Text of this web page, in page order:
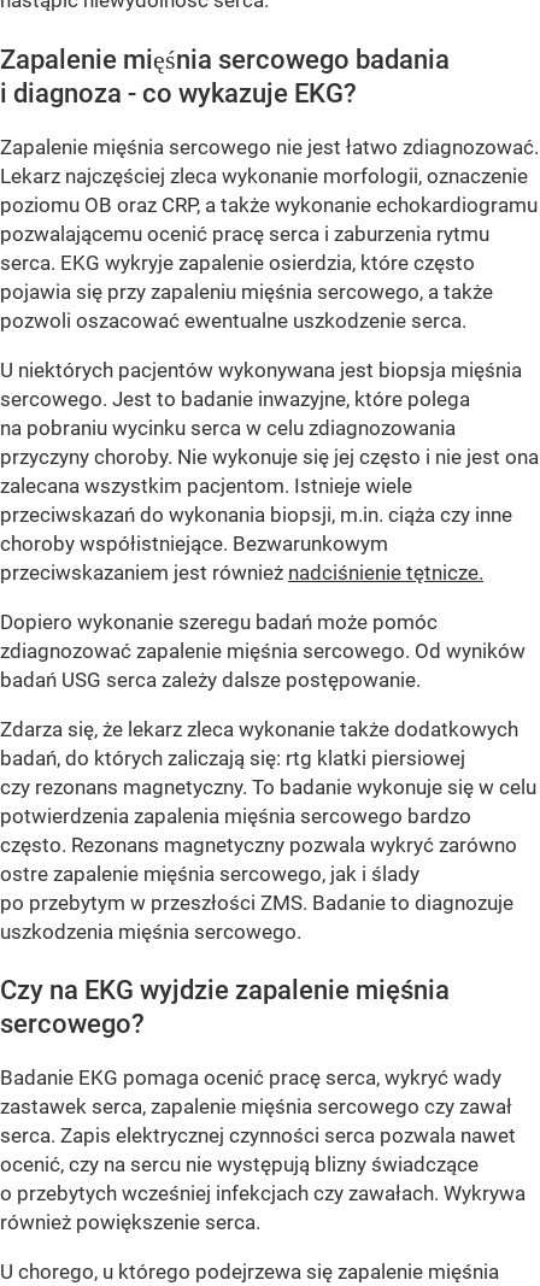
Zapalenie mięśnia sercowego badania
i diagnoza - co wykazuje EKG?
Zapalenie mięśnia sercowego nie jest łatwo zdiagnozować.
Lekarz najczęściej zleca wykonanie morfologii, oznaczenie
poziomu OB oraz CRP, a także wykonanie echokardiogramu
pozwalającemu ocenić pracę serca i zaburzenia rytmu
serca. EKG wykryje zapalenie osierdzia, które często
pojawia się przy zapaleniu mięśnia sercowego, a także
pozwoli oszacować ewentualne uszkodzenie serca.
U niektórych pacjentów wykonywana jest biopsja mięśnia
sercowego. Jest to badanie inwazyjne, które polega
na pobraniu wycinku serca w celu zdiagnozowania
przyczyny choroby. Nie wykonuje się jej często i nie jest ona
zalecana wszystkim pacjentom. Istnieje wiele
przeciwskazań do wykonania biopsji, m.in. ciąża czy inne
choroby współistniejące. Bezwarunkowym
przeciwskazaniem jest również nadciśnienie tętnicze.
Dopiero wykonanie szeregu badań może pomóc
zdiagnozować zapalenie mięśnia sercowego. Od wyników
badań USG serca zależy dalsze postępowanie.
Zdarza się, że lekarz zleca wykonanie także dodatkowych
badań, do których zaliczają się: rtg klatki piersiowej
czy rezonans magnetyczny. To badanie wykonuje się w celu
potwierdzenia zapalenia mięśnia sercowego bardzo
często. Rezonans magnetyczny pozwala wykryć zarówno
ostre zapalenie mięśnia sercowego, jak i ślady
po przebytym w przeszłości ZMS. Badanie to diagnozuje
uszkodzenia mięśnia sercowego.
Czy na EKG wyjdzie zapalenie mięśnia
sercowego?
Badanie EKG pomaga ocenić pracę serca, wykryć wady
zastawek serca, zapalenie mięśnia sercowego czy zawał
serca. Zapis elektrycznej czynności serca pozwala nawet
ocenić, czy na sercu nie występują blizny świadczące
o przebytych wcześniej infekcjach czy zawałach. Wykrywa
również powiększenie serca.
U chorego, u którego podejrzewa się zapalenie mięśnia